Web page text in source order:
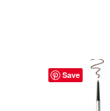
Save